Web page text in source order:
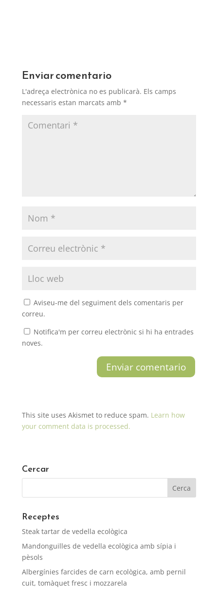
Enviar comentario
L'adreça electrònica no es publicarà. Els camps
necessaris estan marcats amb *
Aviseu-me del seguiment dels comentaris per
correu.
Notifica'm per correu electrònic si hi ha entrades
noves.
This site uses Akismet to reduce spam. Learn how
your comment data is processed.
Cercar
Receptes
Steak tartar de vedella ecològica
Mandonguilles de vedella ecològica amb sípia i
pèsols
Albergínies farcides de carn ecològica, amb pernil
cuit, tomàquet fresc i mozzarela